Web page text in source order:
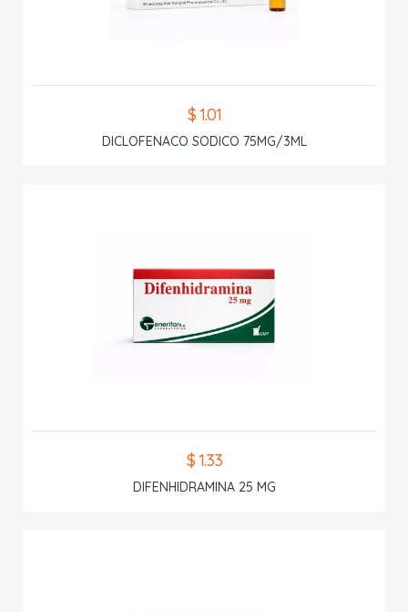
$ 1.01
DICLOFENACO SODICO 75MG/3ML
$ 1.33
DIFENHIDRAMINA 25 MG